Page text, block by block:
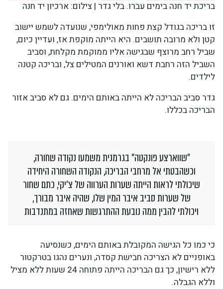
בריכת יד חנה בימים עברו. בלי גדר | צילום: ארכיון יד חנה
זו בריכה בגודל קצת פחות מאולימפי, שנועדה לשמש יישוב
קטן ולא מרובה תושבים. היא הייתה מוקפת אז, ועדיין כיום,
שביל רחב מרוצף שבגישה אליו ממוקמת מקלחת, וסביב
השביל הזה רחבת דשא ואורנים המטילים צל, ובריכה קטנה
לילדים.
גדר סביב הבריכה לא הייתה באותם הימים. גם לא סביב אזור
הבריכה בכללו.
"שווארצע פונקטה" בגרמנית משמעו נקודה שחורה,
וכשהבטתי אל מרחבי הבריכה, הנקודה השחורה היחידה
שיכולתי לראות הייתה שערות הערווה של צ'יקי, כתם שחור
של שערות סביב איבר המין שלו, שהיה איבר מבורך,
ויכולתי להבין ממה נובעת ההתרגשות שאחזה במתנדבות
כי כמו כל הגישה המקובלת באותם הימים, כשנסיעה
באופניים לא הצריכה חבישת קסדה, ונערים נהגו בטרקטור
ללא רישיון, כך גם הבריכה הייתה פתוחה 24 שעות ללא מציל
וללא הגבלה.